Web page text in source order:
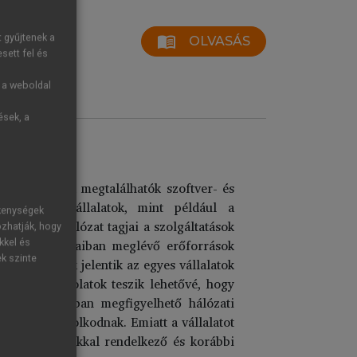
menu_book OLVASÁS
között megtalálhatók szoftver- és
biztosító vállalatok, mint például a
a hálózat tagjai a szolgáltatások
kapcsolataiban meglévő erőforrások
erőforrások jelentik az egyes vállalatok
kapcsolatok teszik lehetővé, hogy
pillanatban megfigyelhető hálózati
gondolkodnak. Emiatt a vállalatot
erőforrásokkal rendelkező és korábbi
a
fel és
weboldal
a
hogy
és
szinte